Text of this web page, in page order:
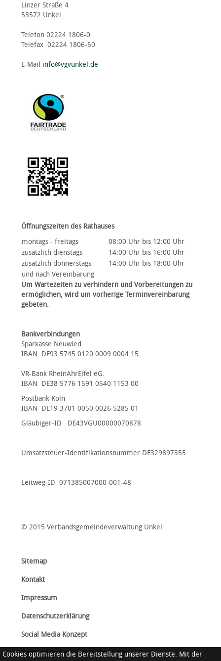
Linzer Straße 4
53572 Unkel
Telefon 02224 1806-0
Telefax 02224 1806-50
E-Mail info@vgvunkel.de
Öffnungszeiten des Rathauses
montags - freitags
08:00 Uhr bis 12:00 Uhr
zusätzlich dienstags
14:00 Uhr bis 16:00 Uhr
zusätzlich donnerstags
14:00 Uhr bis 18:00 Uhr
und nach Vereinbarung
Um Wartezeiten zu verhindern und Vorbereitungen zu
ermöglichen, wird um vorherige Terminvereinbarung
gebeten.
Bankverbindungen
Sparkasse Neuwied
IBAN DE93 5745 0120 0009 0004 15
VR-Bank RheinAhrEifel eG.
IBAN DE38 5776 1591 0540 1153 00
Postbank Köln
IBAN DE19 3701 0050 0026 5285 01
Gläubiger-ID DE43VGU00000070878
Umsatzsteuer-Identifikationsnummer DE329897355
Leitweg-ID 071385007000-001-48
© 2015 Verbandsgemeindeverwaltung Unkel
Sitemap
Kontakt
Impressum
Datenschutzerklärung
Social Media Konzept
Bankverbindungen & Rechnungen
Cookies optimieren die Bereitstellung unserer Dienste. Mit der